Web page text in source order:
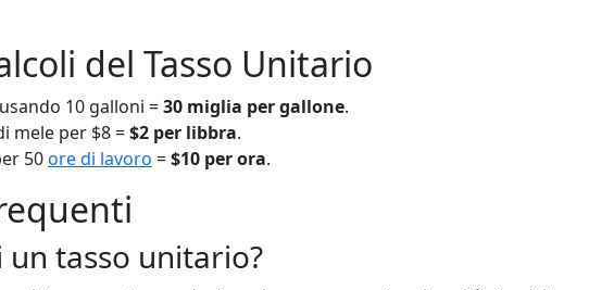
del Tasso Unitario
10 galloni =30 miglia per gallone.
mele per $8 =$2 per libbra.
50ore di lavoro =$10 per ora.
un tasso unitario?